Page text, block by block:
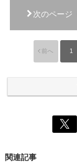
次のページ
前へ 1
関連記事